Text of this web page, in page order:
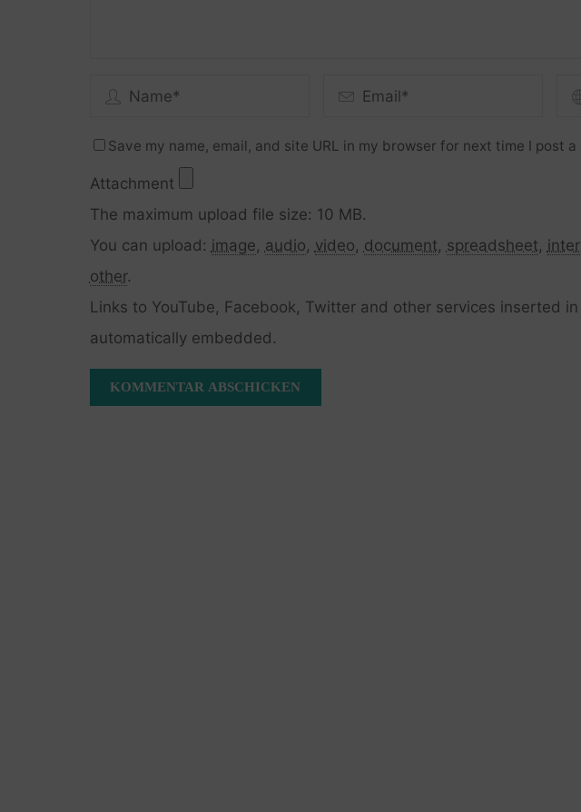
Save my name, email, and site URL in my browser for next time I post a
Attachment
The maximum upload file size: 10 MB.
You can upload: image, audio, video, document, spreadsheet,
other.
Links to YouTube, Facebook, Twitter and other services inserted
automatically embedded.